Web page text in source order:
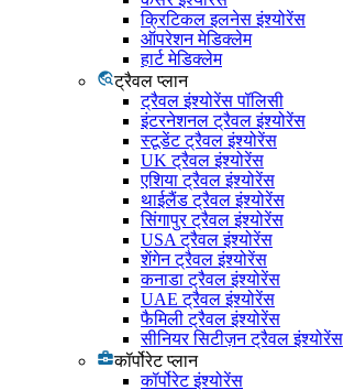
क्रिटिकल इलनेस इंश्योरेंस
ऑपरेशन मेडिक्लेम
हार्ट मेडिक्लेम
ट्रैवल प्लान
ट्रैवल इंश्योरेंस पॉलिसी
इंटरनेशनल ट्रैवल इंश्योरेंस
स्टूडेंट ट्रैवल इंश्योरेंस
UK ट्रैवल इंश्योरेंस
एशिया ट्रैवल इंश्योरेंस
थाईलैंड ट्रैवल इंश्योरेंस
सिंगापुर ट्रैवल इंश्योरेंस
USA ट्रैवल इंश्योरेंस
शेंगेन ट्रैवल इंश्योरेंस
कनाडा ट्रैवल इंश्योरेंस
UAE ट्रैवल इंश्योरेंस
फैमिली ट्रैवल इंश्योरेंस
सीनियर सिटीज़न ट्रैवल इंश्योरेंस
कॉर्पोरेट प्लान
कॉर्पोरेट इंश्योरेंस